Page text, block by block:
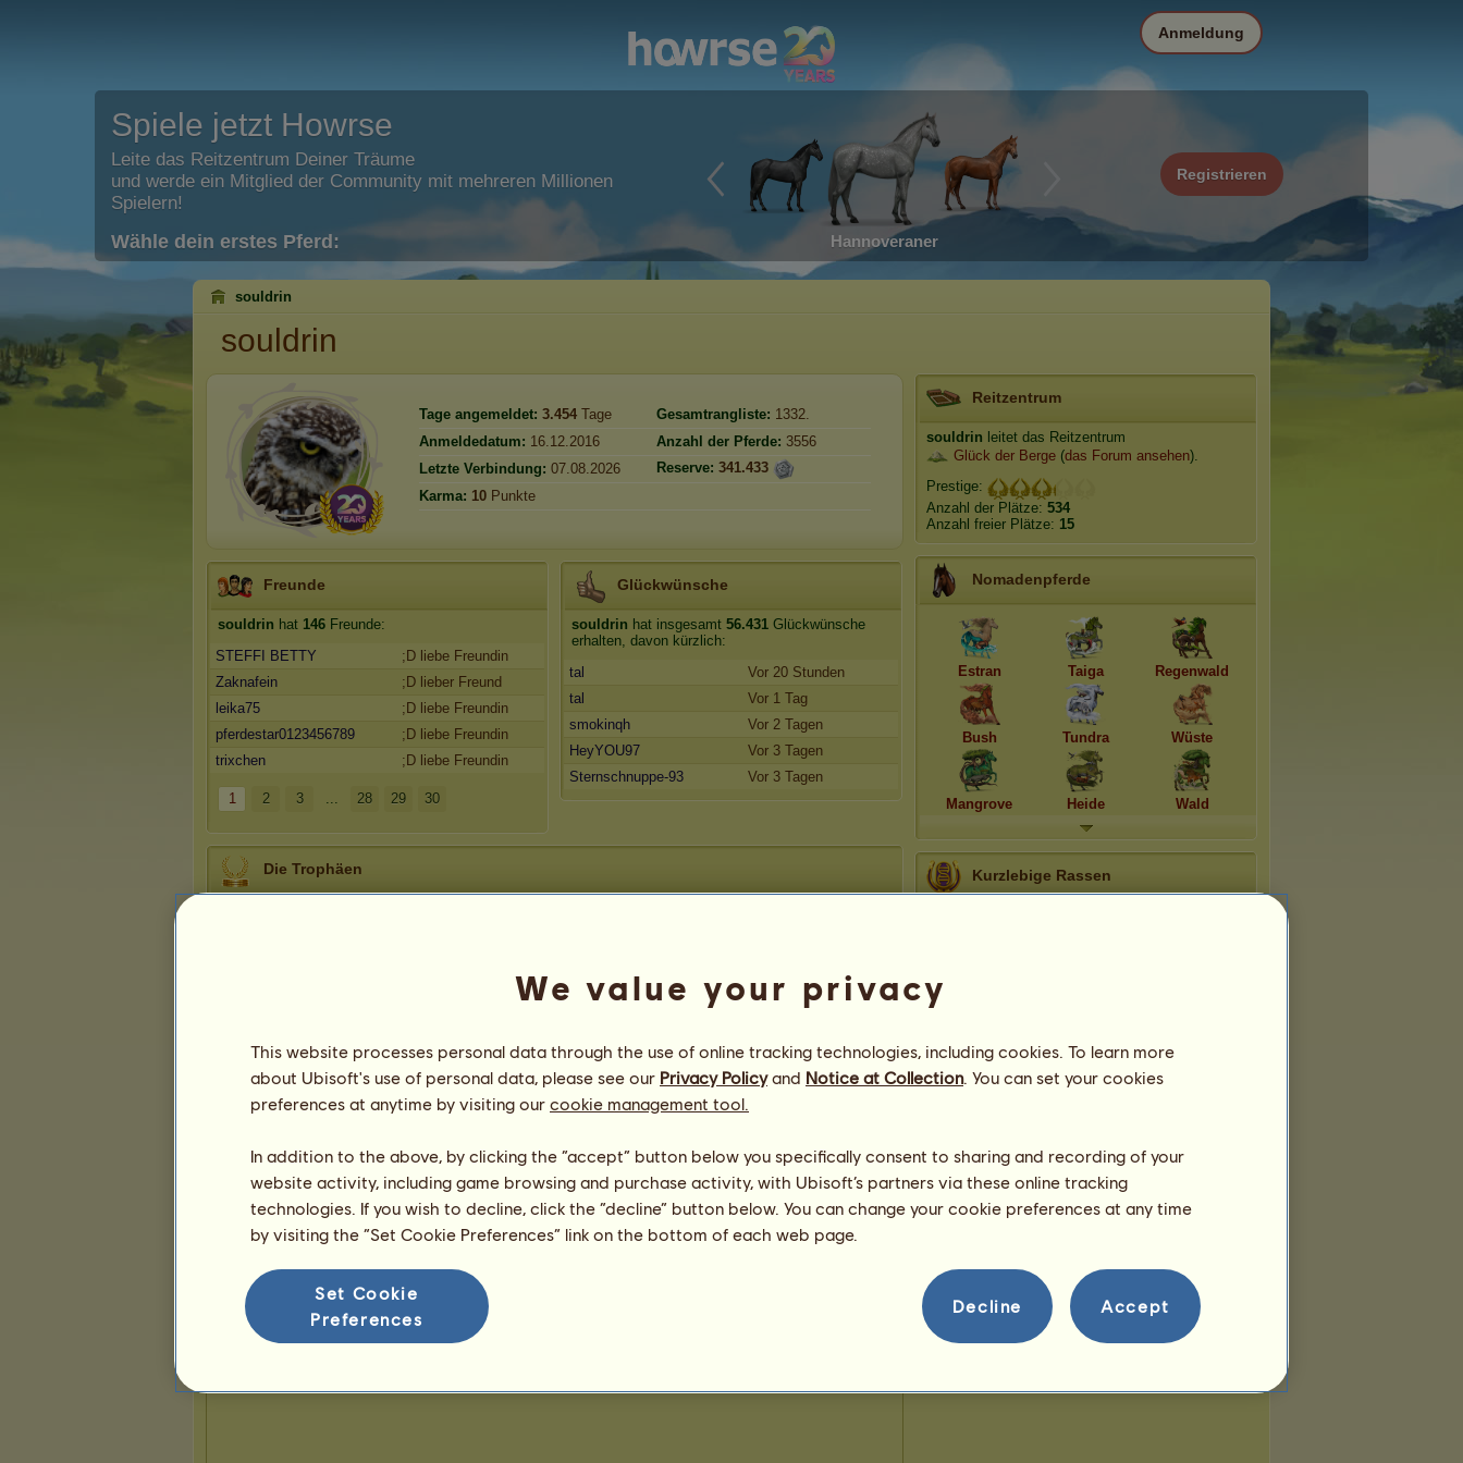
Spiele jetzt Howrse
Leite das Reitzentrum Deiner Träume
und werde ein Mitglied der Community mit mehreren Millionen
Spielern!
Wähle dein erstes Pferd: Hannoveraner
Registrieren
Anmeldung
souldrin
souldrin
Tage angemeldet: 3.454 Tage Gesamtrangliste: 1332.
Anmeldedatum: 16.12.2016 Anzahl der Pferde: 3556
Letzte Verbindung: 07.08.2026 Reserve: 341.433
Karma: 10 Punkte
Freunde
souldrin hat 146 Freunde:
STEFFI BETTY
;D liebe Freundin
Zaknafein
;D lieber Freund
leika75
;D liebe Freundin
pferdestar0123456789
;D liebe Freundin
trixchen
;D liebe Freundin
1 2 3 ... 28 29 30
Glückwünsche
souldrin hat insgesamt 56.431 Glückwünsche
erhalten, davon kürzlich:
tal
Vor 20 Stunden
tal
Vor 1 Tag
smokinqh
Vor 2 Tagen
HeyYOU97
Vor 3 Tagen
Sternschnuppe-93
Vor 3 Tagen
Die Trophäen
200
Präsentation
Reitzentrum
souldrin leitet das Reitzentrum
Glück der Berge (das Forum ansehen).
Prestige:
Anzahl der Plätze: 534
Anzahl freier Plätze: 15
Nomadenpferde
Estran Taiga Regenwald
Bush Tundra Wüste
Mangrove Heide Wald
Kurzlebige Rassen
gehört zu
Hannoveraner
We value your privacy
This website processes personal data through the use of online tracking technologies, including cookies. To learn more
about Ubisoft's use of personal data, please see our Privacy Policyand Notice at Collection. You can set your cookies
preferences at anytime by visiting our cookie management tool.
In addition to the above, by clicking the “accept” button below you specifically consent to sharing and recording of your
website activity, including game browsing and purchase activity, with Ubisoft’s partners via these online tracking
technologies. If you wish to decline, click the “decline” button below. You can change your cookie preferences at any time
by visiting the “Set Cookie Preferences” link on the bottom of each web page.
Set Cookie
Preferences
Decline Accept